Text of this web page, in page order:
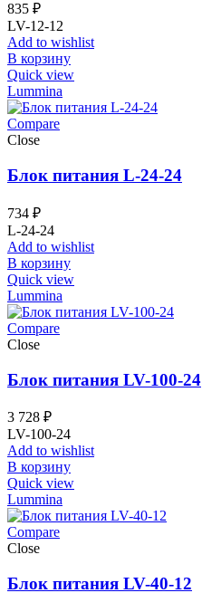
835 ₽
LV-12-12
Add to wishlist
В корзину
Quick view
Lummina
Compare
Close
Блок питания L-24-24
734 ₽
L-24-24
Add to wishlist
В корзину
Quick view
Lummina
Compare
Close
Блок питания LV-100-24
3 728 ₽
LV-100-24
Add to wishlist
В корзину
Quick view
Lummina
Compare
Close
Блок питания LV-40-12